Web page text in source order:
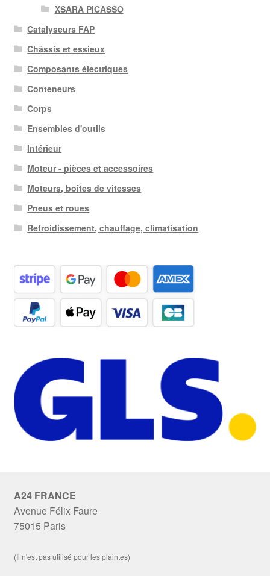
XSARA PICASSO
Catalyseurs FAP
Châssis et essieux
Composants électriques
Conteneurs
Corps
Ensembles d'outils
Intérieur
Moteur - pièces et accessoires
Moteurs, boîtes de vitesses
Pneus et roues
Refroidissement, chauffage, climatisation
A24 FRANCE
Avenue Félix Faure
75015 Paris
(Il n'est pas utilisé pour les plaintes)